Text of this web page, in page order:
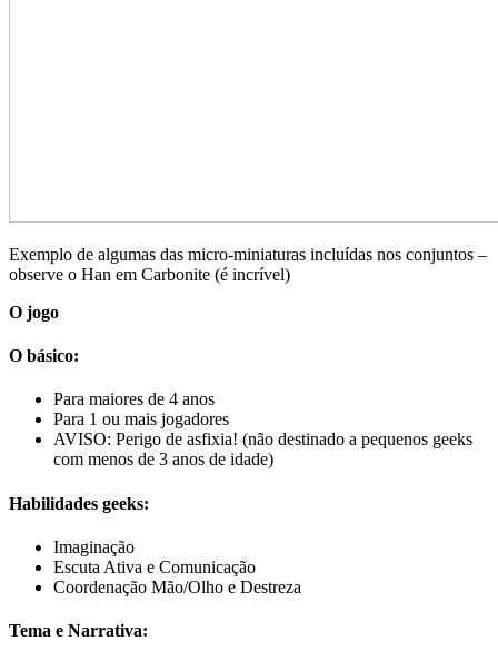
Exemplo de algumas das micro-miniaturas incluídas nos conjuntos –
observe o Han em Carbonite (é incrível)
O jogo
O básico:
Para maiores de 4 anos
Para 1 ou mais jogadores
AVISO: Perigo de asfixia! (não destinado a pequenos geeks
com menos de 3 anos de idade)
Habilidades geeks:
Imaginação
Escuta Ativa e Comunicação
Coordenação Mão/Olho e Destreza
Tema e Narrativa: